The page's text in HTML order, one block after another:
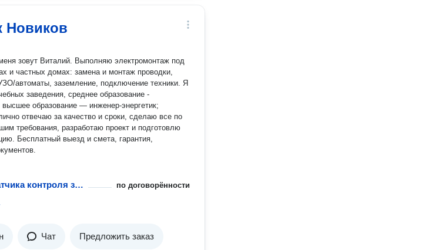
Новиков
Выполняю электромонтаж под
и частных домах: замена и монтаж проводки,
автоматы, заземление, подключение техники. Я
заведения, среднее образование -
высшее образование — инженер‑энергетик;
отвечаю за качество и сроки, сделаю все по
требования, разработаю проект и подготовлю
Бесплатный выезд и смета, гарантия,
Установка датчика контроля загазованности горючих газов по договорённости
Чат Предложить заказ